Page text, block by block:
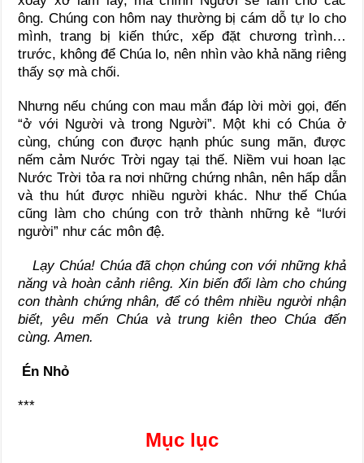
ông. Chúng con hôm nay thường bị cám dỗ tự lo cho
mình, trang bị kiến thức, xếp đặt chương trình…
trước, không để Chúa lo, nên nhìn vào khả năng riêng
thấy sợ mà chối.
Nhưng nếu chúng con mau mắn đáp lời mời gọi, đến
“ở với Người và trong Người”. Một khi có Chúa ở
cùng, chúng con được hạnh phúc sung mãn, được
nếm cảm Nước Trời ngay tại thế. Niềm vui hoan lạc
Nước Trời tỏa ra nơi những chứng nhân, nên hấp dẫn
và thu hút được nhiều người khác. Như thế Chúa
cũng làm cho chúng con trở thành những kẻ “lưới
người” như các môn đệ.
Lạy Chúa! Chúa đã chọn chúng con với những khả
năng và hoàn cảnh riêng. Xin biến đổi làm cho chúng
con thành chứng nhân, để có thêm nhiều người nhận
biết, yêu mến Chúa và trung kiên theo Chúa đến
cùng. Amen.
Én Nhỏ
***
Mục lục